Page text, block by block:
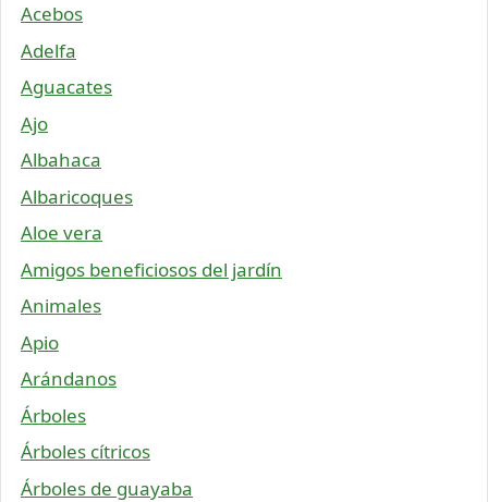
Acebos
Adelfa
Aguacates
Ajo
Albahaca
Albaricoques
Aloe vera
Amigos beneficiosos del jardín
Animales
Apio
Arándanos
Árboles
Árboles cítricos
Árboles de guayaba